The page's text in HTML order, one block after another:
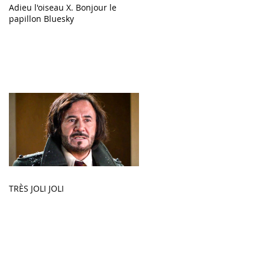
Adieu l'oiseau X. Bonjour le
papillon Bluesky
TRÈS JOLI JOLI